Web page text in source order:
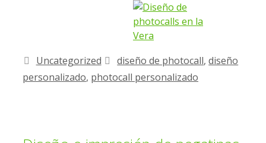
Uncategorized diseño de photocall,diseño
personalizado, photocall personalizado